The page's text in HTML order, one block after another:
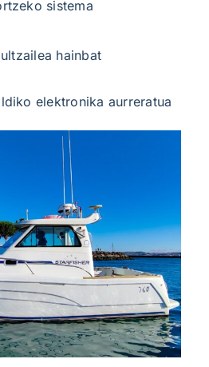
sistema
hainbat
elektronika aurreratua